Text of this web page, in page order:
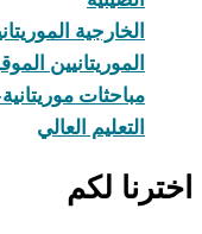
الخارجية
الموريتانيين
مباحثات
التعليم العالي
اخترنا لكم